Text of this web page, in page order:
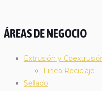
ÁREAS DE NEGOCIO
Extrusión y
Linea Reciclaje
Sellado